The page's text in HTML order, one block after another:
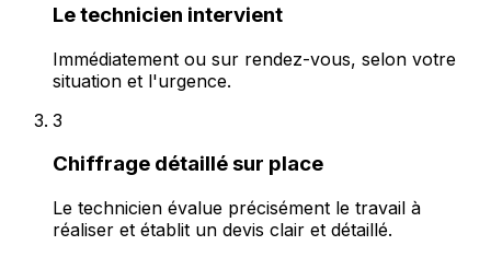
Le technicien intervient
Immédiatement ou sur rendez-vous, selon votre
situation et l'urgence.
3
Chiffrage détaillé sur place
Le technicien évalue précisément le travail à
réaliser et établit un devis clair et détaillé.